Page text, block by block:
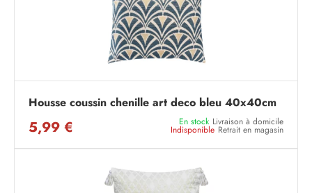
Housse coussin chenille art deco bleu 40x40cm
5,99 € En stock Livraison à domicile
Indisponible Retrait en magasin